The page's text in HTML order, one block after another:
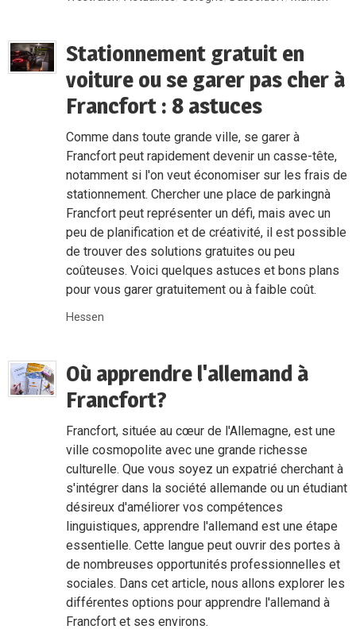
Stationnement gratuit en
voiture ou se garer pas cher à
Francfort : 8 astuces
Comme dans toute grande ville, se garer à
Francfort peut rapidement devenir un casse-tête,
notamment si l'on veut économiser sur les frais de
stationnement. Chercher une place de parkingnà
Francfort peut représenter un défi, mais avec un
peu de planification et de créativité, il est possible
de trouver des solutions gratuites ou peu
coûteuses. Voici quelques astuces et bons plans
pour vous garer gratuitement ou à faible coût.
Hessen
Où apprendre l'allemand à
Francfort?
Francfort, située au cœur de l'Allemagne, est une
ville cosmopolite avec une grande richesse
culturelle. Que vous soyez un expatrié cherchant à
s'intégrer dans la société allemande ou un étudiant
désireux d'améliorer vos compétences
linguistiques, apprendre l'allemand est une étape
essentielle. Cette langue peut ouvrir des portes à
de nombreuses opportunités professionnelles et
sociales. Dans cet article, nous allons explorer les
différentes options pour apprendre l'allemand à
Francfort et ses environs.